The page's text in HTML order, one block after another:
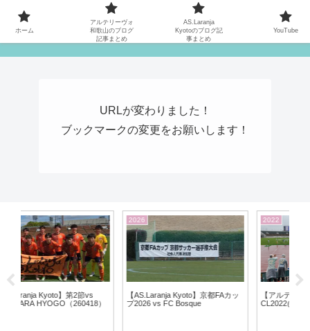
MATYの関西サッカーリーグ応援日記
URLが変わりました！
ブックマークの変更をお願いします！
2026
【AS.Laranja Kyoto】京都FAカッ
プ2026 vs FC Bosque
【アルテリーヴォ和歌山】地域
CL2022@徳島会場の3日間
ホーム
アルテリーヴォ
和歌山のブログ
記事まとめ
AS.Laranja
Kyotoのブログ記
事まとめ
YouTube